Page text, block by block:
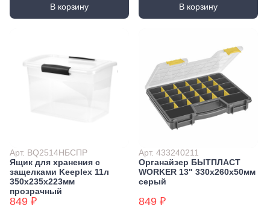
В корзину В корзину
Арт. BQ2514НБСПР
Ящик для хранения с
защелками Keeplex 11л
350х235х223мм
прозрачный
849 ₽
Арт. 433240211
Органайзер БЫТПЛАСТ
WORKER 13" 330х260х50мм
серый
849 ₽